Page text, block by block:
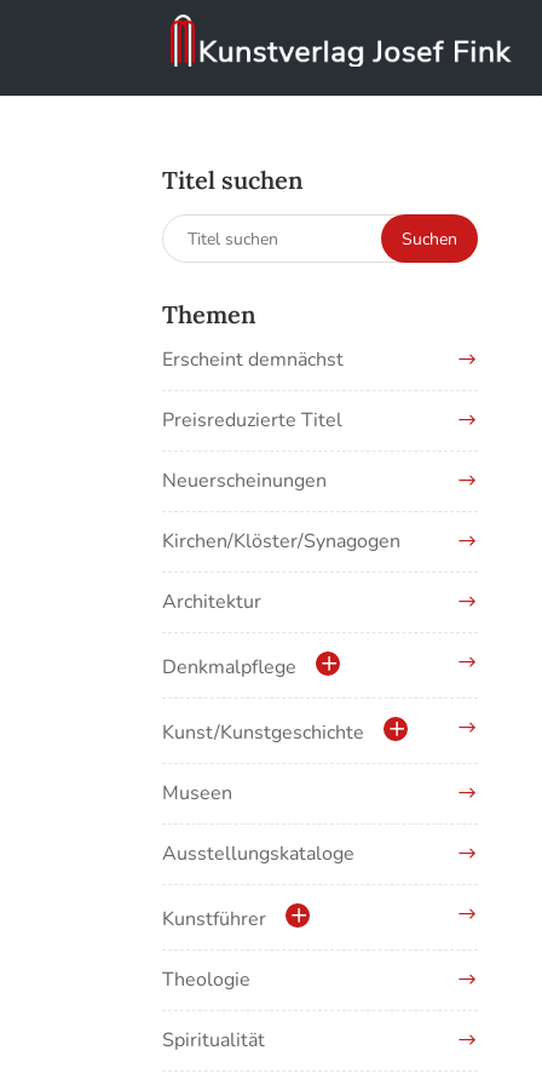
Titel suchen
Suchen
nach:
Suchen
Themen
Erscheint demnächst
Preisreduzierte Titel
Neuerscheinungen
Kirchen/Klöster/Synagogen
Architektur
Denkmalpflege
Kulturdenkmale in Baden-
Württemberg
Kunst/Kunstgeschichte
Antike/Mittelalter
Renaissance/Barock/19.
Übergreifende Darstellungen
Museen
Ausstellungskataloge
Kunstführer
Abonnement Kunstführer
Kunstführer A
Theologie
Spiritualität